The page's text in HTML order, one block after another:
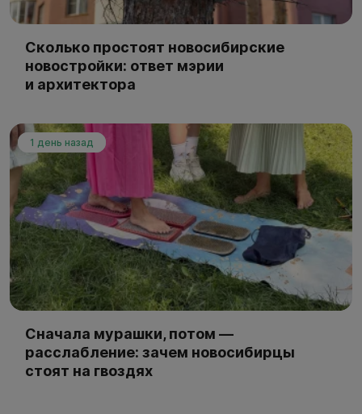
Сколько простоят новосибирские
новостройки: ответ мэрии
и архитектора
1 день назад
Сначала мурашки, потом —
расслабление: зачем новосибирцы
стоят на гвоздях